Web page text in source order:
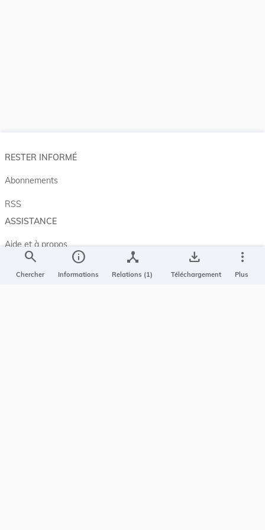
search
Chercher
info
Informations
device_hub
Relations (1)
save_alt
Téléchargement
more_vert
Plus
RESTER INFORMÉ
Abonnements
RSS
ASSISTANCE
Aide et à propos